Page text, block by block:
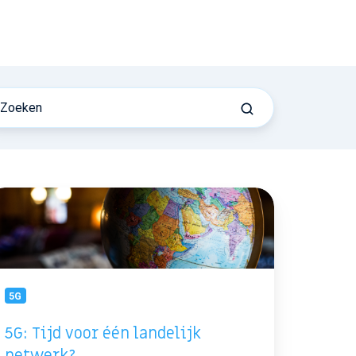
5G
5G: Tijd voor één landelijk